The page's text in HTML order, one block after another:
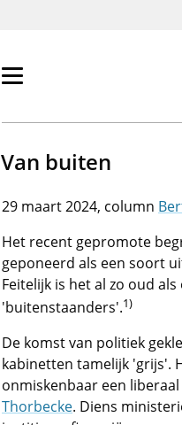
Primair
tonen/verbergen
Van buiten
29 maart 2024
Het recent gepromote
geponeerd als een soort
Feitelijk is het al zo oud
'buitenstaanders'.1)
De komst van politiek
kabinetten tamelijk 'grijs'.
onmiskenbaar een
Thorbecke. Diens